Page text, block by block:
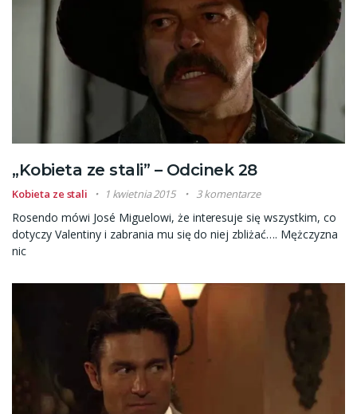
„Kobieta ze stali” – Odcinek 28
Kobieta ze stali 1 kwietnia 2015 3 komentarze
Rosendo mówi José Miguelowi, że interesuje się wszystkim, co
dotyczy Valentiny i zabrania mu się do niej zbliżać…. Mężczyzna
nic